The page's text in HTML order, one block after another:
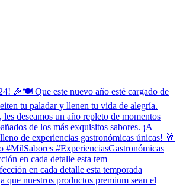
en cada detalle esta tem